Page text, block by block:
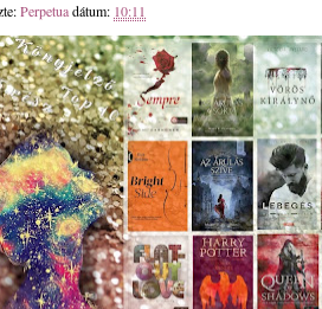
Perpetuadátum: 10:11